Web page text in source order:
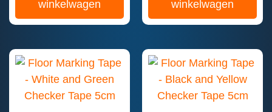
winkelwagen
winkelwagen